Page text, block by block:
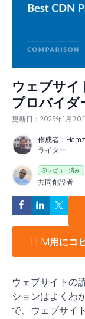
ウェブサイ
プロバイダ
更新日： 2025年1月30
作成者：
ライター
レビュー済み
共同創設者
LLM用にコ
ウェブサイトの
ションはよくわ
で、ウェブサイ